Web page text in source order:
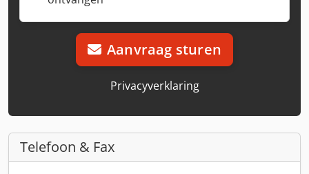
Aanvraag sturen
Privacyverklaring
Telefoon & Fax